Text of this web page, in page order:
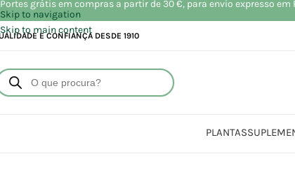
Skip to navigation
Skip to main content
E CONFIANÇA DESDE 1910
PLANTAS
Portes grátis em compras a partir de 30 €, para envio expresso